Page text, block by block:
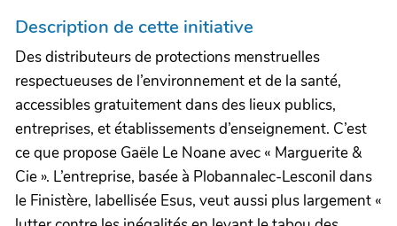
Description de cette initiative
Des distributeurs de protections menstruelles
respectueuses de l’environnement et de la santé,
accessibles gratuitement dans des lieux publics,
entreprises, et établissements d’enseignement. C’est
ce que propose Gaële Le Noane avec « Marguerite &
Cie ». L’entreprise, basée à Plobannalec-Lesconil dans
le Finistère, labellisée Esus, veut aussi plus largement «